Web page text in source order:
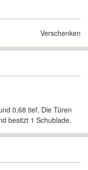
Verschenken
0,68 tief. Die Türen
besitzt 1 Schublade.